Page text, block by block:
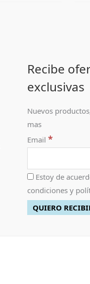
Recibe
exclusivas
Nuevos
mas
Email *
Estoy de
condiciones y